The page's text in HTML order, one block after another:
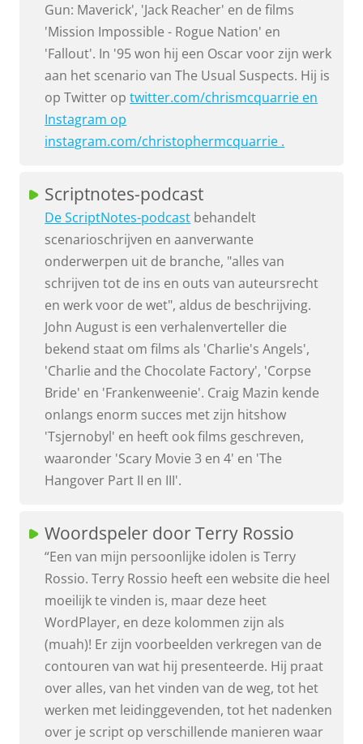
Gun: Maverick', 'Jack Reacher' en de films
'Mission Impossible - Rogue Nation' en
'Fallout'. In '95 won hij een Oscar voor zijn werk
aan het scenario van The Usual Suspects. Hij is
op Twitter optwitter.com/chrismcquarrie en
Instagram op
instagram.com/christophermcquarrie .
Scriptnotes-podcast
De ScriptNotes-podcast behandelt
scenarioschrijven en aanverwante
onderwerpen uit de branche, "alles van
schrijven tot de ins en outs van auteursrecht
en werk voor de wet", aldus de beschrijving.
John August is een verhalenverteller die
bekend staat om films als 'Charlie's Angels',
'Charlie and the Chocolate Factory', 'Corpse
Bride' en 'Frankenweenie'. Craig Mazin kende
onlangs enorm succes met zijn hitshow
'Tsjernobyl' en heeft ook films geschreven,
waaronder 'Scary Movie 3 en 4' en 'The
Hangover Part II en III'.
Woordspeler door Terry Rossio
“Een van mijn persoonlijke idolen is Terry
Rossio. Terry Rossio heeft een website die heel
moeilijk te vinden is, maar deze heet
WordPlayer, en deze kolommen zijn als
(muah)! Er zijn voorbeelden verkregen van de
contouren van wat hij presenteerde. Hij praat
over alles, van het vinden van de weg, tot het
werken met leidinggevenden, tot het nadenken
over je script op verschillende manieren waar